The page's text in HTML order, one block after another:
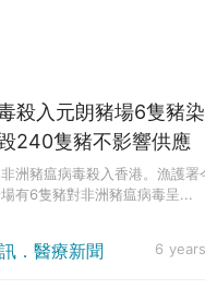
．醫療新聞 6
殺入元朗豬場6隻豬染
240隻豬不影響供應
非洲豬瘟病毒殺入香港。漁護署
有6隻豬對非洲豬瘟病毒呈...